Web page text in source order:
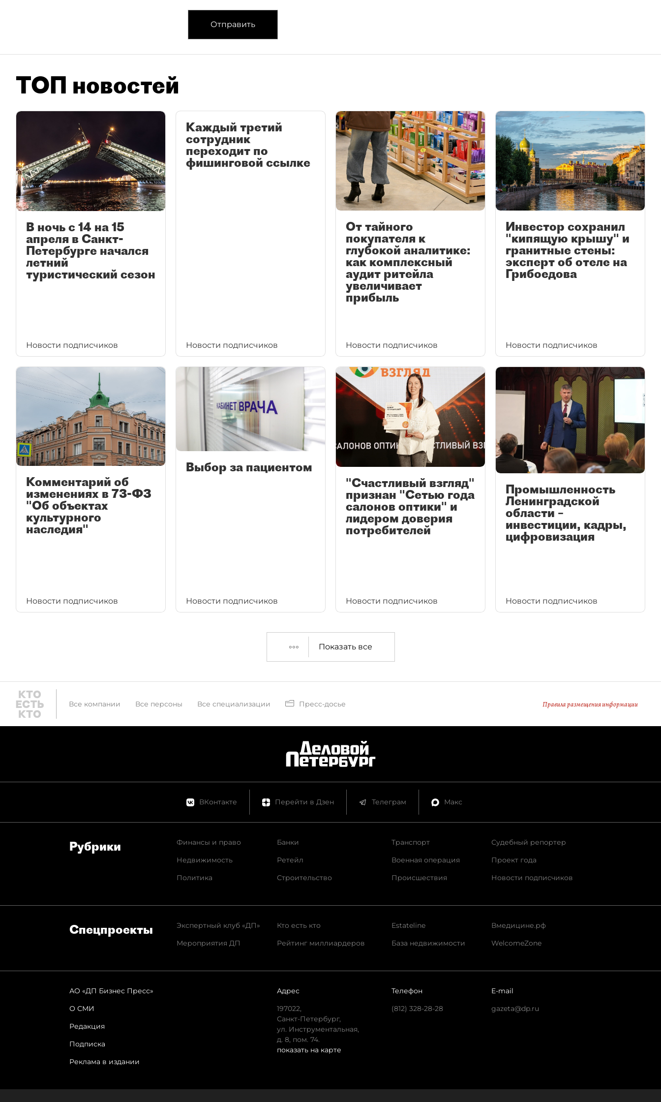
Отправить
ТОП новостей
В ночь с 14 на 15
апреля в Санкт-
Петербурге начался
летний
туристический сезон
Новости подписчиков
Каждый третий
сотрудник
переходит по
фишинговой ссылке
Новости подписчиков
От тайного
покупателя к
глубокой аналитике:
как комплексный
аудит ритейла
увеличивает
прибыль
Новости подписчиков
Инвестор сохранил
"кипящую крышу" и
гранитные стены:
эксперт об отеле на
Грибоедова
Новости подписчиков
Комментарий об
изменениях в 73-ФЗ
"Об объектах
культурного
наследия"
Новости подписчиков
Выбор за пациентом
Новости подписчиков
"Счастливый взгляд"
признан "Сетью года
салонов оптики" и
лидером доверия
потребителей
Новости подписчиков
Промышленность
Ленинградской
области –
инвестиции, кадры,
цифровизация
Новости подписчиков
Показать все
Все компании Все персоны Все специализации Пресс-досье Правила размещения информации
ВКонтакте Перейти в Дзен Телеграм Макс
Рубрики
Финансы и право
Недвижимость
Политика
Банки
Ретейл
Строительство
Транспорт
Военная операция
Происшествия
Судебный репортер
Проект года
Новости подписчиков
Спец­проекты
Экспертный клуб «ДП»
Мероприятия ДП
Кто есть кто
Рейтинг миллиардеров
Estateline
База недвижимости
Вмедицине.рф
WelcomeZone
АО «ДП Бизнес Пресс»
О СМИ
Редакция
Подписка
Реклама в издании
Адрес
197022,
Санкт-Петербург,
ул. Инструментальная,
д. 8, пом. 74.
показать на карте
Телефон
(812) 328-28-28
E-mail
gazeta@dp.ru